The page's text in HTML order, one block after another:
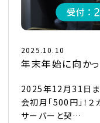
2025.10.10
年末年始に向かっ
2025年12月31日ま
会初月「500円」！２
サーバーと契…